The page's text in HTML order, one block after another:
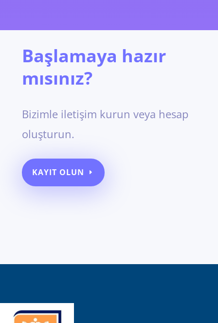
Başlamaya hazır
mısınız?
Bizimle iletişim kurun veya hesap
oluşturun.
KAYIT OLUN